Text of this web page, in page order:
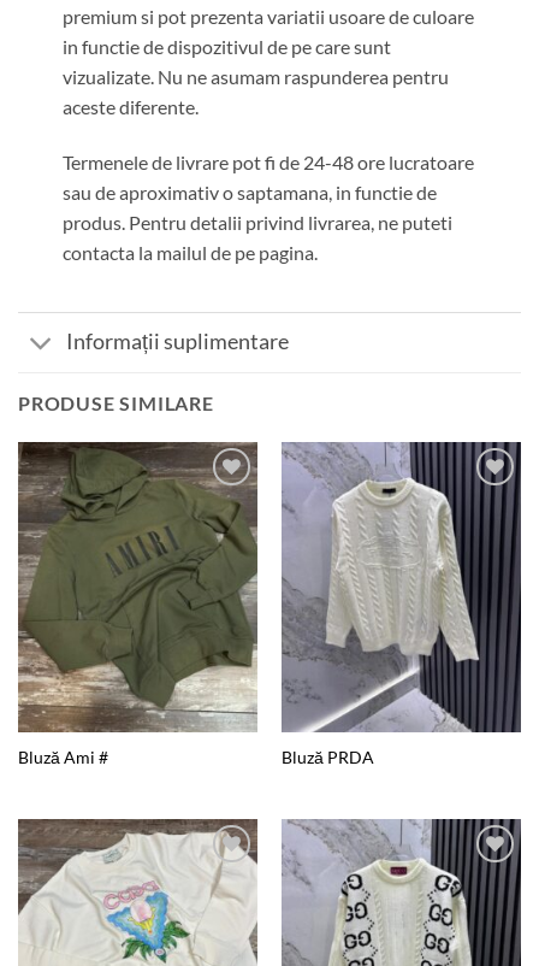
premium si pot prezenta variatii usoare de culoare
in functie de dispozitivul de pe care sunt
vizualizate. Nu ne asumam raspunderea pentru
aceste diferente.
Termenele de livrare pot fi de 24-48 ore lucratoare
sau de aproximativ o saptamana, in functie de
produs. Pentru detalii privind livrarea, ne puteti
contacta la mailul de pe pagina.
Informații suplimentare
PRODUSE SIMILARE
Add to
wishlist
Bluză Ami #
wishlist
Bluză PRDA
Add to
wishlist
Add to
wishlist